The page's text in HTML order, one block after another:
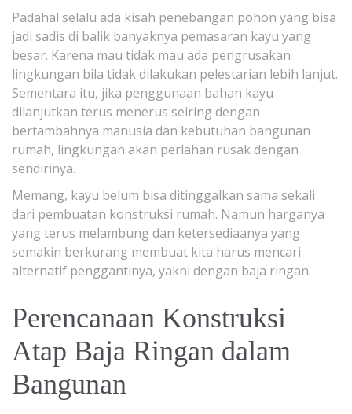
Padahal selalu ada kisah penebangan pohon yang bisa
jadi sadis di balik banyaknya pemasaran kayu yang
besar. Karena mau tidak mau ada pengrusakan
lingkungan bila tidak dilakukan pelestarian lebih lanjut.
Sementara itu, jika penggunaan bahan kayu
dilanjutkan terus menerus seiring dengan
bertambahnya manusia dan kebutuhan bangunan
rumah, lingkungan akan perlahan rusak dengan
sendirinya.
Memang, kayu belum bisa ditinggalkan sama sekali
dari pembuatan konstruksi rumah. Namun harganya
yang terus melambung dan ketersediaanya yang
semakin berkurang membuat kita harus mencari
alternatif penggantinya, yakni dengan baja ringan.
Perencanaan Konstruksi
Atap Baja Ringan dalam
Bangunan